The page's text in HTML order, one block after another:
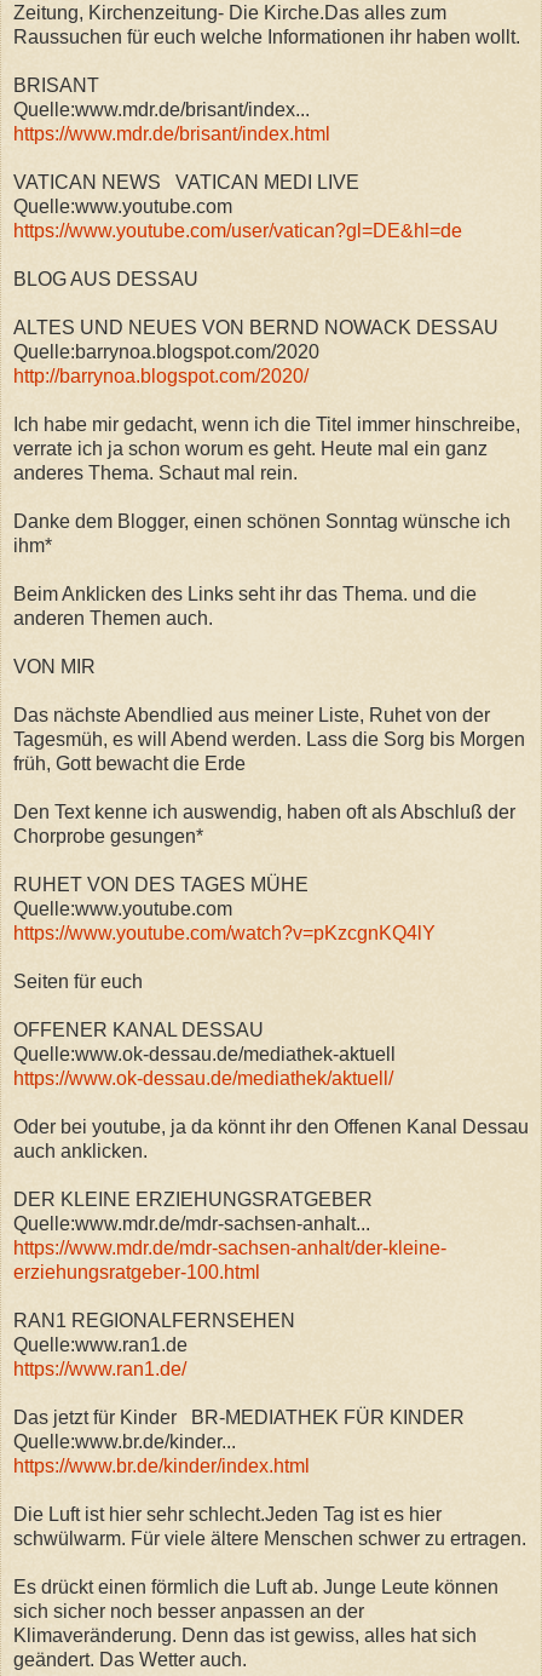
Zeitung, Kirchenzeitung- Die Kirche.Das alles zum
Raussuchen für euch welche Informationen ihr haben wollt.
BRISANT
Quelle:www.mdr.de/brisant/index...
https://www.mdr.de/brisant/index.html
VATICAN NEWS VATICAN MEDI LIVE
Quelle:www.youtube.com
https://www.youtube.com/user/vatican?gl=DE&hl=de
BLOG AUS DESSAU
ALTES UND NEUES VON BERND NOWACK DESSAU
Quelle:barrynoa.blogspot.com/2020
http://barrynoa.blogspot.com/2020/
Ich habe mir gedacht, wenn ich die Titel immer hinschreibe,
verrate ich ja schon worum es geht. Heute mal ein ganz
anderes Thema. Schaut mal rein.
Danke dem Blogger, einen schönen Sonntag wünsche ich
ihm*
Beim Anklicken des Links seht ihr das Thema. und die
anderen Themen auch.
VON MIR
Das nächste Abendlied aus meiner Liste, Ruhet von der
Tagesmüh, es will Abend werden. Lass die Sorg bis Morgen
früh, Gott bewacht die Erde
Den Text kenne ich auswendig, haben oft als Abschluß der
Chorprobe gesungen*
RUHET VON DES TAGES MÜHE
Quelle:www.youtube.com
https://www.youtube.com/watch?v=pKzcgnKQ4lY
Seiten für euch
OFFENER KANAL DESSAU
Quelle:www.ok-dessau.de/mediathek-aktuell
https://www.ok-dessau.de/mediathek/aktuell/
Oder bei youtube, ja da könnt ihr den Offenen Kanal Dessau
auch anklicken.
DER KLEINE ERZIEHUNGSRATGEBER
Quelle:www.mdr.de/mdr-sachsen-anhalt...
https://www.mdr.de/mdr-sachsen-anhalt/der-kleine-
erziehungsratgeber-100.html
RAN1 REGIONALFERNSEHEN
Quelle:www.ran1.de
https://www.ran1.de/
Das jetzt für Kinder BR-MEDIATHEK FÜR KINDER
Quelle:www.br.de/kinder...
https://www.br.de/kinder/index.html
Die Luft ist hier sehr schlecht.Jeden Tag ist es hier
schwülwarm. Für viele ältere Menschen schwer zu ertragen.
Es drückt einen förmlich die Luft ab. Junge Leute können
sich sicher noch besser anpassen an der
Klimaveränderung. Denn das ist gewiss, alles hat sich
geändert. Das Wetter auch.